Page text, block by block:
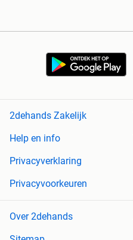
2dehands Zakelijk
Help en info
Privacyverklaring
Privacyvoorkeuren
Over 2dehands